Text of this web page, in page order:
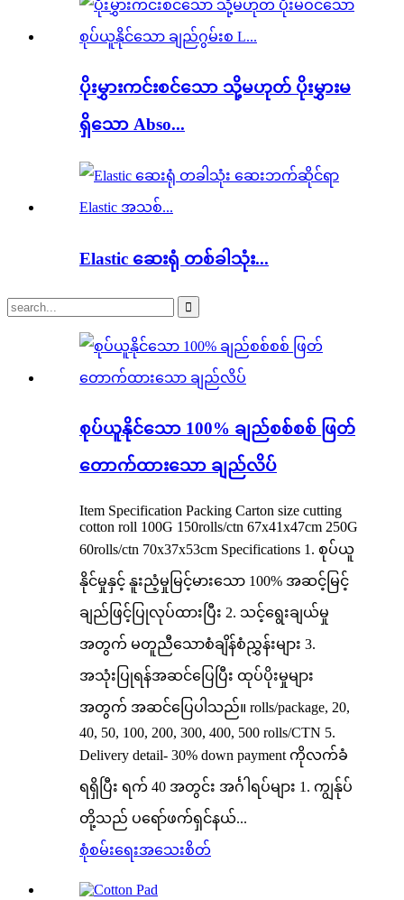
ပိုးမွှားကင်းစင်သော သို့မဟုတ် ပိုးမွှားမ
ရှိသော Abso...
Elastic ဆေးရုံ တစ်ခါသုံး...
စုပ်ယူနိုင်သော 100% ချည်စစ်စစ် ဖြတ်
တောက်ထားသော ချည်လိပ်
Item Specification Packing Carton size cutting
cotton roll 100G 150rolls/ctn 67x41x47cm 250G
60rolls/ctn 70x37x53cm Specifications 1. စုပ်ယူ
နိုင်မှုနှင့် နူးညံ့မှုမြင့်မားသော 100% အဆင့်မြင့်
ချည်ဖြင့်ပြုလုပ်ထားပြီး 2. သင့်ရွေးချယ်မှု
အတွက် မတူညီသောစံချိန်စံညွှန်းများ 3.
အသုံးပြုရန်အဆင်ပြေပြီး ထုပ်ပိုးမှုများ
အတွက် အဆင်ပြေပါသည်။ rolls/package, 20,
40, 50, 100, 200, 300, 400, 500 rolls/CTN 5.
Delivery detail- 30% down payment ကိုလက်ခံ
ရရှိပြီး ရက် 40 အတွင်း အင်္ဂါရပ်များ 1. ကျွန်ုပ်
တို့သည် ပရော်ဖက်ရှင်နယ်...
စုံစမ်းရေးအသေးစိတ်